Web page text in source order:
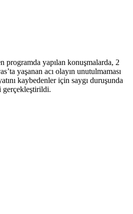
programda yapılan konuşmalarda, 2
yaşanan acı olayın unutulmaması
kaybedenler için saygı duruşunda
gerçekleştirildi.